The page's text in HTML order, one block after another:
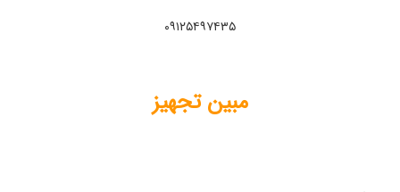
۰۹۱۲۵۴۹۷۴۳۵
مبین تجهیز